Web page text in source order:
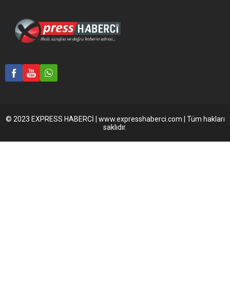
© 2023 EXPRESS HABERCİ | www.expresshaberci.com | Tüm hakları
saklıdır.